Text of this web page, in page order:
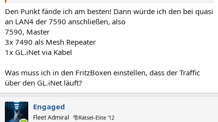
Den Punkt fände ich am besten! Dann würde ich den bei quasi
an LAN4 der 7590 anschließen, also
7590, Master
3x 7490 als Mesh Repeater
1x GL.iNet via Kabel
Was muss ich in den FritzBoxen einstellen, dass der Traffic
über den GL.iNet läuft?
Engaged
Fleet Admiral 🎅Rätsel-Elite ’12